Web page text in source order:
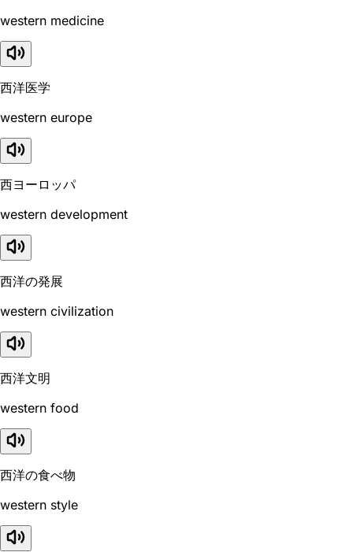
western medicine
西洋医学
western europe
西ヨーロッパ
western development
西洋の発展
western civilization
西洋文明
western food
西洋の食べ物
western style